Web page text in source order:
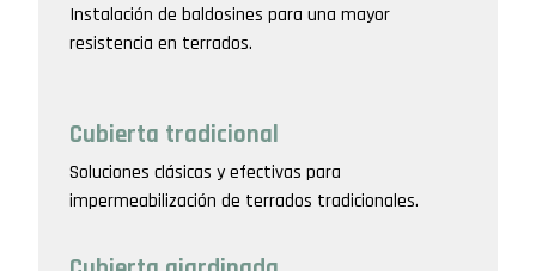
Instalación de baldosines para una mayor
resistencia en terrados.
Cubierta tradicional
Soluciones clásicas y efectivas para
impermeabilización de terrados tradicionales.